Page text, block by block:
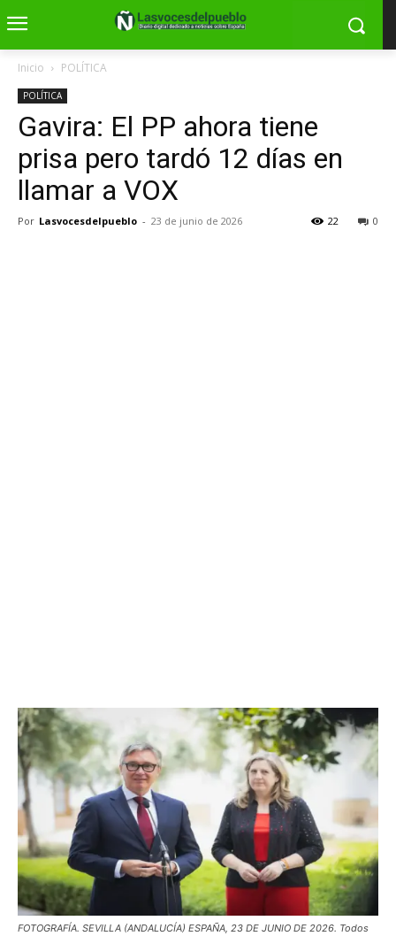
Inicio POLÍTICA
POLÍTICA
Gavira: El PP ahora tiene
prisa pero tardó 12 días en
llamar a VOX
Por Lasvocesdelpueblo - 23 de junio de 2026 0
22
FOTOGRAFÍA. SEVILLA (ANDALUCÍA) ESPAÑA, 23 DE JUNIO DE 2026. Todos